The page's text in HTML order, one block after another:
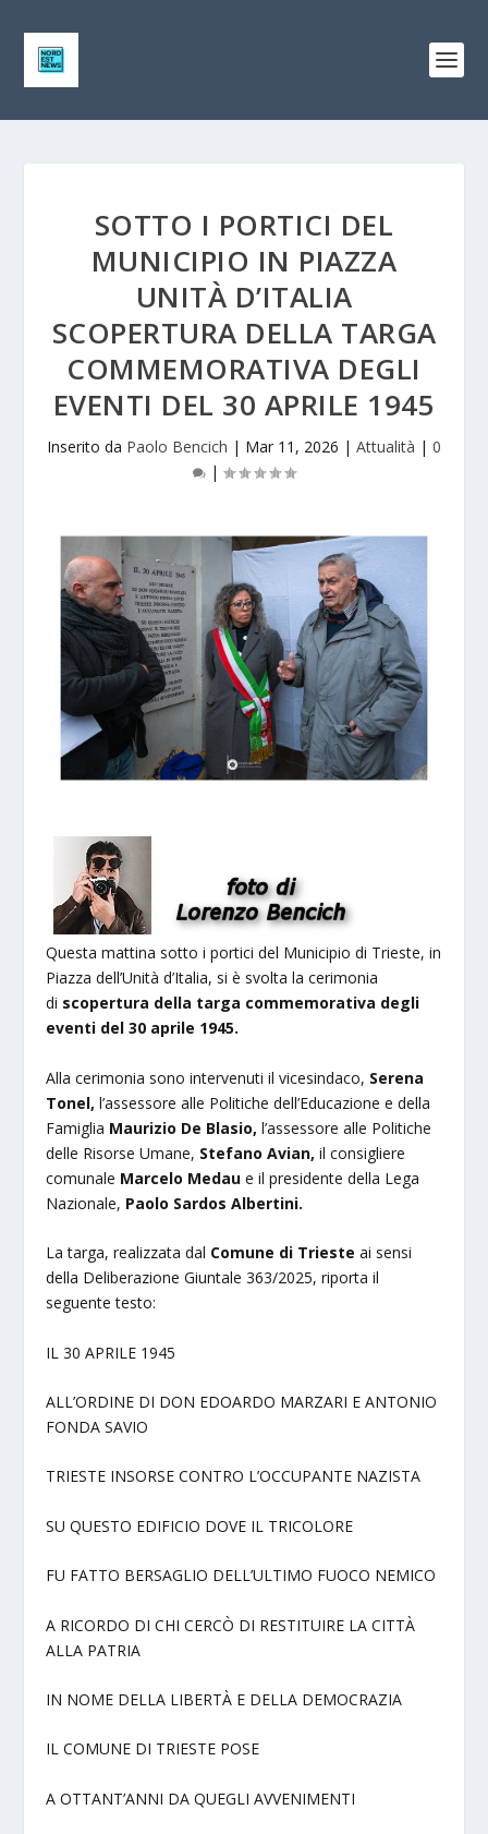
SOTTO I PORTICI DEL
MUNICIPIO IN PIAZZA
UNITÀ D’ITALIA
SCOPERTURA DELLA TARGA
COMMEMORATIVA DEGLI
EVENTI DEL 30 APRILE 1945
Inserito da Paolo Bencich | Mar 11, 2026 | Attualità | 0
|
Questa mattina sotto i portici del Municipio di Trieste, in
Piazza dell’Unità d’Italia, si è svolta la cerimonia
di scopertura della targa commemorativa degli
eventi del 30 aprile 1945.
Alla cerimonia sono intervenuti il vicesindaco, Serena
Tonel,l’assessore alle Politiche dell’Educazione e della
Famiglia Maurizio De Blasio,l’assessore alle Politiche
delle Risorse Umane, Stefano Avian, il consigliere
comunale Marcelo Medaue il presidente della Lega
Nazionale, Paolo Sardos Albertini.
La targa, realizzata dal Comune di Triesteai sensi
della Deliberazione Giuntale 363/2025, riporta il
seguente testo:
IL 30 APRILE 1945
ALL’ORDINE DI DON EDOARDO MARZARI E ANTONIO
FONDA SAVIO
TRIESTE INSORSE CONTRO L’OCCUPANTE NAZISTA
SU QUESTO EDIFICIO DOVE IL TRICOLORE
FU FATTO BERSAGLIO DELL’ULTIMO FUOCO NEMICO
A RICORDO DI CHI CERCÒ DI RESTITUIRE LA CITTÀ
ALLA PATRIA
IN NOME DELLA LIBERTÀ E DELLA DEMOCRAZIA
IL COMUNE DI TRIESTE POSE
A OTTANT’ANNI DA QUEGLI AVVENIMENTI